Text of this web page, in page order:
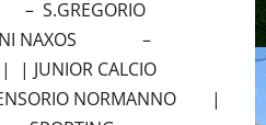
– S.GREGORIO
NAXOS –
CALCIO
NORMANNO |